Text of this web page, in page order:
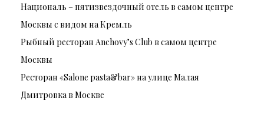
Националь – пятизвездочный отель в самом центре
Москвы с видом на Кремль
Рыбный ресторан Anchovy’s Club в самом центре
Москвы
Ресторан «Salone pasta&bar» на улице Малая
Дмитровка в Москве